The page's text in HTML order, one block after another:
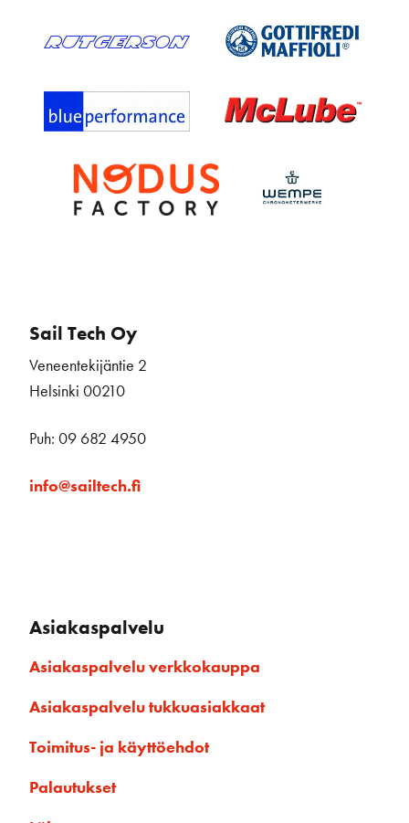
Sail Tech Oy
Veneentekijäntie 2
Helsinki 00210
Puh: 09 682 4950
info@sailtech.fi
Asiakaspalvelu
Asiakaspalvelu verkkokauppa
Asiakaspalvelu tukkuasiakkaat
Toimitus- ja käyttöehdot
Palautukset